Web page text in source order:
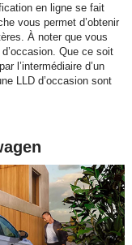
en ligne se fait
vous permet d’obtenir
À noter que vous
Que ce soit
l’intermédiaire d’un
LLD d’occasion sont